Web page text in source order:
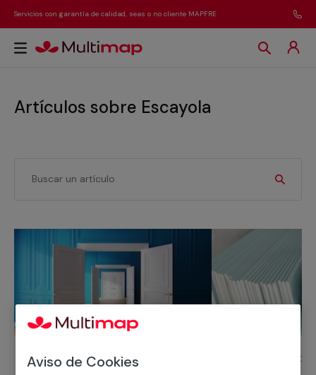
Servicios con garantía de calidad, seas o no cliente MAPFRE
Artículos sobre Escayola
12 de febrero de 2024 7 de febrero de 2024
Aviso de Cookies